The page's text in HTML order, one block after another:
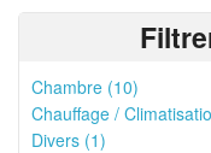
Chambre (10)
Chauffage /
Divers (1)